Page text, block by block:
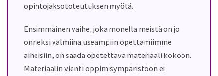
opintojaksototeutuksen myötä.
Ensimmäinen vaihe, joka monella meistä on jo
onneksi valmiina useampiin opettamiimme
aiheisiin, on saada opetettava materiaali kokoon.
Materiaalin vienti oppimisympäristöön ei